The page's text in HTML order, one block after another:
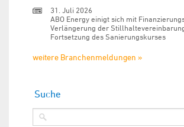
31. Juli 2026
ABO Energy einigt sich mit
Verlängerung der
Fortsetzung des Sanierungskurses
weitere Branchenmeldungen »
Suche